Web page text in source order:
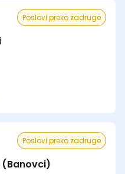
Poslovi preko zadruge
Poslovi preko zadruge
(Banovci)